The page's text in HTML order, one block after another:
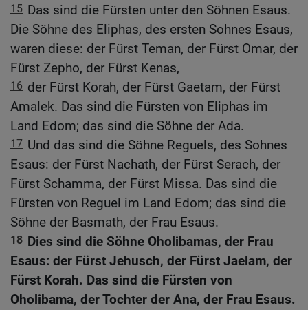
15 Das sind die Fürsten unter den Söhnen Esaus.
Die Söhne des Eliphas, des ersten Sohnes Esaus,
waren diese: der Fürst Teman, der Fürst Omar, der
Fürst Zepho, der Fürst Kenas,
16 der Fürst Korah, der Fürst Gaetam, der Fürst
Amalek. Das sind die Fürsten von Eliphas im
Land Edom; das sind die Söhne der Ada.
17 Und das sind die Söhne Reguels, des Sohnes
Esaus: der Fürst Nachath, der Fürst Serach, der
Fürst Schamma, der Fürst Missa. Das sind die
Fürsten von Reguel im Land Edom; das sind die
Söhne der Basmath, der Frau Esaus.
18 Dies sind die Söhne Oholibamas, der Frau
Esaus: der Fürst Jehusch, der Fürst Jaelam, der
Fürst Korah. Das sind die Fürsten von
Oholibama, der Tochter der Ana, der Frau Esaus.